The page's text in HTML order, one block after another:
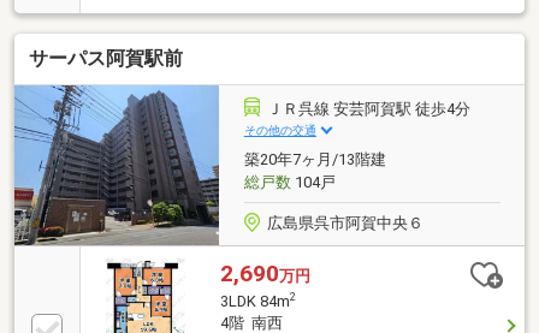
７分） 呉市立呉中央小学校・呉市立呉中央中学校まで
約９２０ｍ（徒歩約１２分）
サーパス阿賀駅前
ＪＲ呉線 安芸阿賀駅 徒歩4分
その他の交通
築20年7ヶ月/13階建
総戸数104戸
広島県呉市阿賀中央６
2,690万円
3LDK 84m2
4階 南西